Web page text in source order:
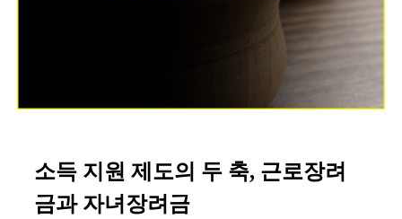
소득 지원 제도의 두 축, 근로장려
금과 자녀장려금